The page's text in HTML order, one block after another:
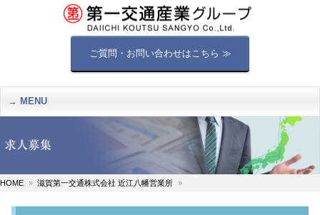
ご質問・お問い合わせはこちら ≫
MENU
HOME 滋賀第一交通株式会社 近江八幡営業所